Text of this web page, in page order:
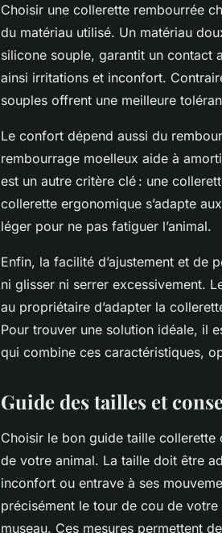
Choisir une collerette rembourrée
du matériau utilisé. Un matériau
silicone souple, garantit un contact
ainsi irritations et inconfort.
souples offrent une meilleure
Le confort dépend aussi du
rembourrage moelleux aide à
est un autre critère clé : une
collerette ergonomique s’adapte
léger pour ne pas fatiguer l’animal.
Enfin, la facilité d’ajustement et de
ni glisser ni serrer excessivement.
au propriétaire d’adapter la
Pour trouver une solution idéale, il
qui combine ces caractéristiques,
Guide des tailles et
Choisir le bon guide taille
de votre animal. La taille doit être
inconfort ou entrave à ses
précisément le tour de cou de
museau. Ces mesures permettent